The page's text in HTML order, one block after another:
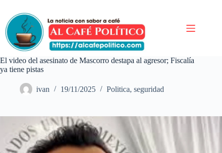
contenido
El video del asesinato de Mascorro destapa al agresor; Fiscalía
ya tiene pistas
ivan 19/11/2025 Politica, seguridad